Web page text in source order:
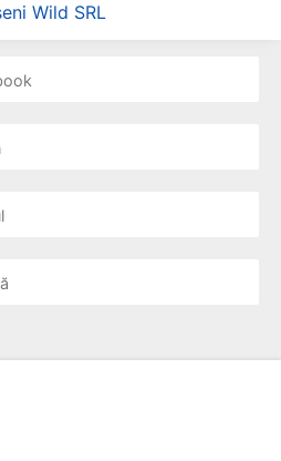
Wild SRL